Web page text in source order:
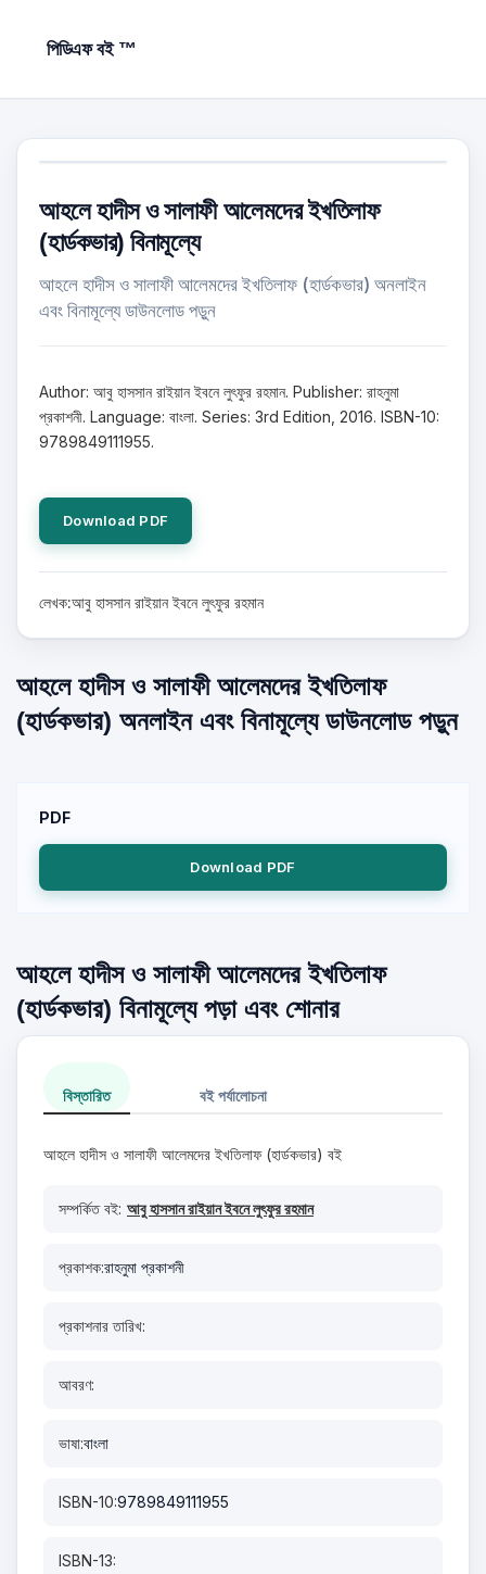
পিডিএফ বই ™
আহলে হাদীস ও সালাফী আলেমদের ইখতিলাফ
(হার্ডকভার) বিনামূল্যে
আহলে হাদীস ও সালাফী আলেমদের ইখতিলাফ (হার্ডকভার) অনলাইন
এবং বিনামূল্যে ডাউনলোড পড়ুন
Author: আবু হাসসান রাইয়ান ইবনে লুৎফুর রহমান. Publisher: রাহনুমা
প্রকাশনী. Language: বাংলা. Series: 3rd Edition, 2016. ISBN-10:
9789849111955.
Download PDF
লেখক:আবু হাসসান রাইয়ান ইবনে লুৎফুর রহমান
আহলে হাদীস ও সালাফী আলেমদের ইখতিলাফ
(হার্ডকভার) অনলাইন এবং বিনামূল্যে ডাউনলোড পড়ুন
PDF
Download PDF
আহলে হাদীস ও সালাফী আলেমদের ইখতিলাফ
(হার্ডকভার) বিনামূল্যে পড়া এবং শোনার
বিস্তারিত বই পর্যালোচনা
আহলে হাদীস ও সালাফী আলেমদের ইখতিলাফ (হার্ডকভার) বই
সম্পর্কিত বই: আবু হাসসান রাইয়ান ইবনে লুৎফুর রহমান
প্রকাশক:রাহনুমা প্রকাশনী
প্রকাশনার তারিখ:
আবরণ:
ভাষা:বাংলা
ISBN-10:9789849111955
ISBN-13: